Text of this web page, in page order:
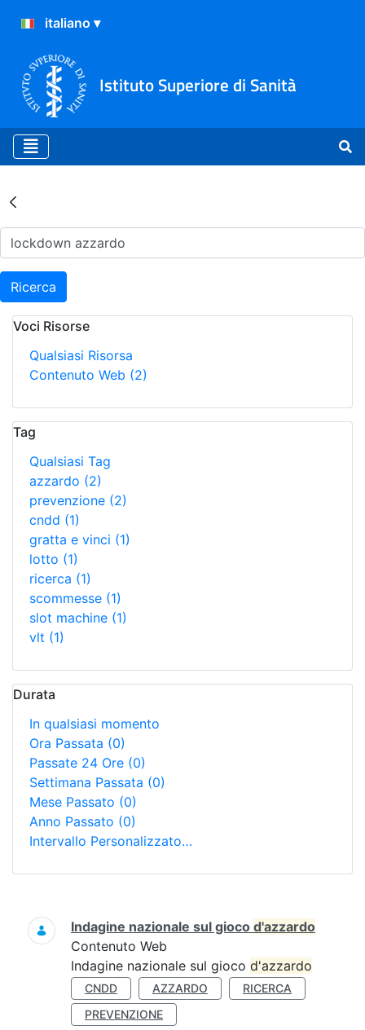
Istituto Superiore di Sanità
Risultati della Ricerca -
Ricerca
Voci Risorse
Qualsiasi Risorsa
Contenuto Web (2)
Tag
Qualsiasi Tag
azzardo (2)
prevenzione (2)
cndd (1)
gratta e vinci (1)
lotto (1)
ricerca (1)
scommesse (1)
slot machine (1)
vlt (1)
Durata
In qualsiasi momento
Ora Passata (0)
Passate 24 Ore (0)
Settimana Passata (0)
Mese Passato (0)
Anno Passato (0)
Intervallo Personalizzato…
Ricerca
Indagine nazionale sul gioco d'azzardo
Contenuto Web
Indagine nazionale sul gioco d'azzardo
CNDD AZZARDO
RICERCA
PREVENZIONE